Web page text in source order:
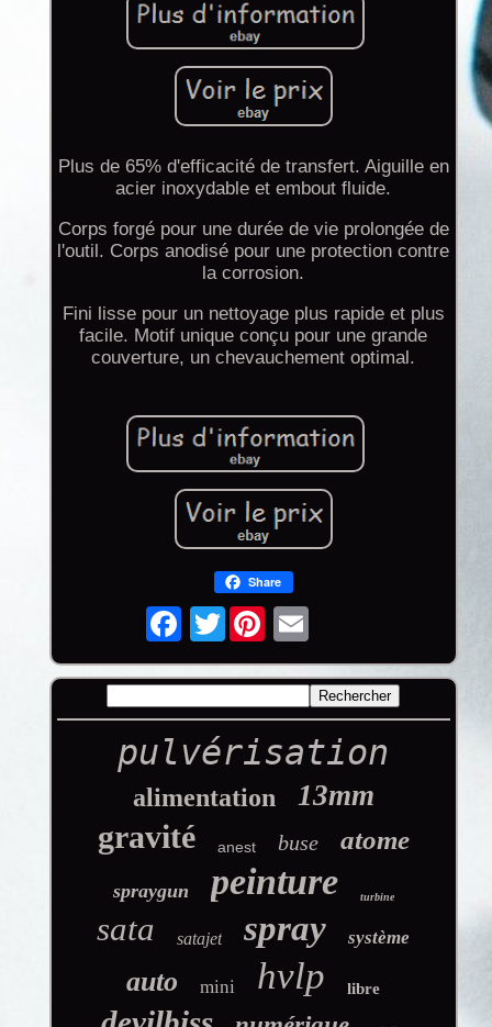
Plus de 65% d'efficacité de transfert. Aiguille en
acier inoxydable et embout fluide.
Corps forgé pour une durée de vie prolongée de
l'outil. Corps anodisé pour une protection contre
la corrosion.
Fini lisse pour un nettoyage plus rapide et plus
facile. Motif unique conçu pour une grande
couverture, un chevauchement optimal.
Share
Twitter
pulvérisation
alimentation 13mm
gravité anest buse atome
spraygun peinture turbine
sata satajet spray système
auto mini hvlp libre